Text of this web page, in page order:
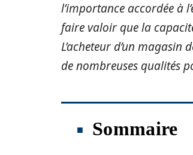
l’importance accordée à
faire valoir que la
L’acheteur d’un
de nombreuses qualités
Sommaire